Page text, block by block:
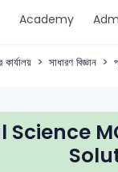
Academy
কার্যালয় সাধারণ বিজ্ঞান
Science